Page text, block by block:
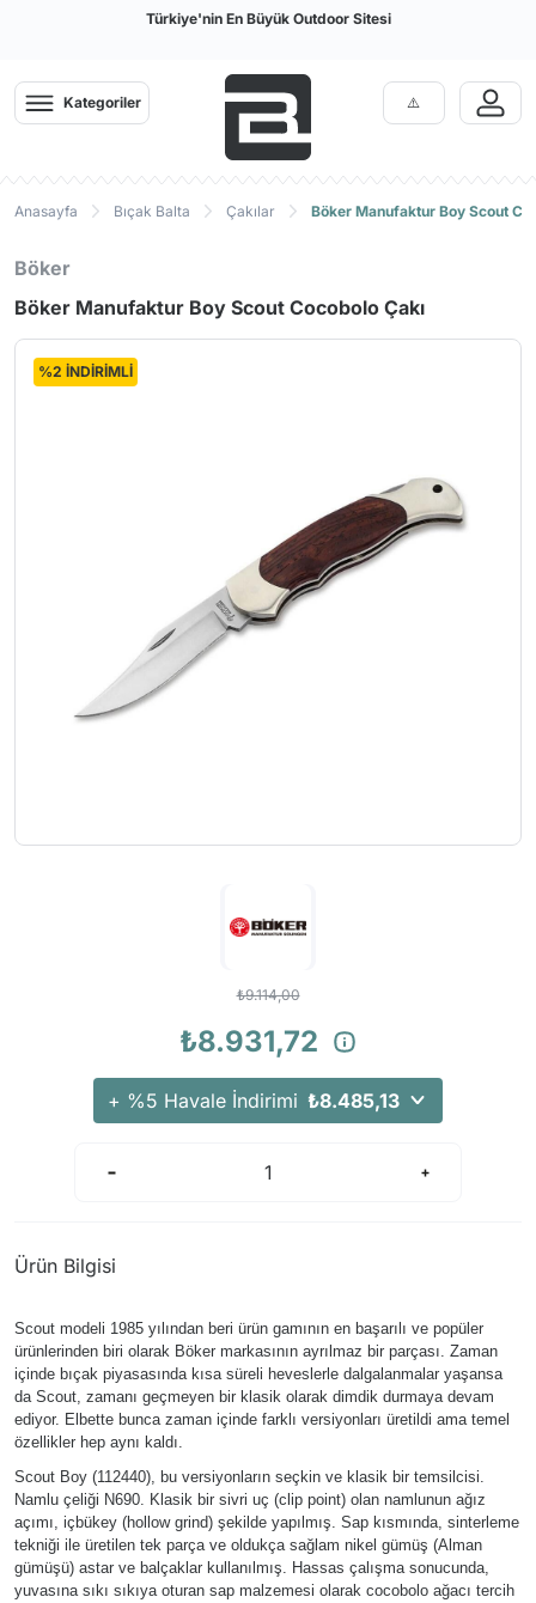
Türkiye'nin En Büyük Outdoor Sitesi
Kategoriler
Anasayfa Bıçak Balta Çakılar Böker Manufaktur Boy Scout
Böker
Böker Manufaktur Boy Scout Cocobolo Çakı
%2 İNDİRİMLİ
₺9.114,00
₺8.931,72
+ %5 Havale İndirimi ₺8.485,13
Ürün Bilgisi
Scout modeli 1985 yılından beri ürün gamının en başarılı ve popüler
ürünlerinden biri olarak Böker markasının ayrılmaz bir parçası. Zaman
içinde bıçak piyasasında kısa süreli heveslerle dalgalanmalar yaşansa
da Scout, zamanı geçmeyen bir klasik olarak dimdik durmaya devam
ediyor. Elbette bunca zaman içinde farklı versiyonları üretildi ama temel
özellikler hep aynı kaldı.
Scout Boy (112440), bu versiyonların seçkin ve klasik bir temsilcisi.
Namlu çeliği N690. Klasik bir sivri uç (clip point) olan namlunun ağız
açımı, içbükey (hollow grind) şekilde yapılmış. Sap kısmında, sinterleme
tekniği ile üretilen tek parça ve oldukça sağlam nikel gümüş (Alman
gümüşü) astar ve balçaklar kullanılmış. Hassas çalışma sonucunda,
yuvasına sıkı sıkıya oturan sap malzemesi olarak cocobolo ağacı tercih